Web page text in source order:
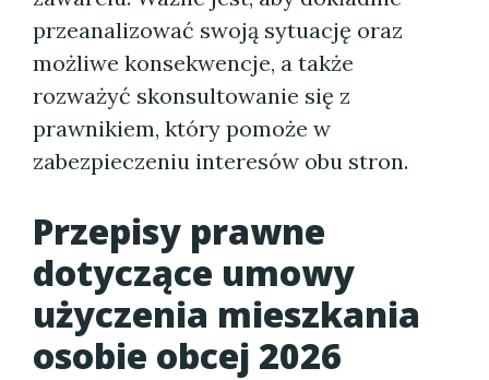
przeanalizować swoją sytuację oraz
możliwe konsekwencje, a także
rozważyć skonsultowanie się z
prawnikiem, który pomoże w
zabezpieczeniu interesów obu stron.
Przepisy prawne
dotyczące umowy
użyczenia mieszkania
osobie obcej 2026